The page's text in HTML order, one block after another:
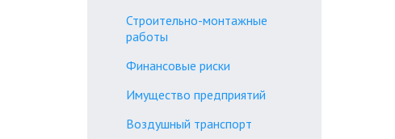
Строительно-монтажные
работы
Финансовые риски
Имущество предприятий
Воздушный транспорт